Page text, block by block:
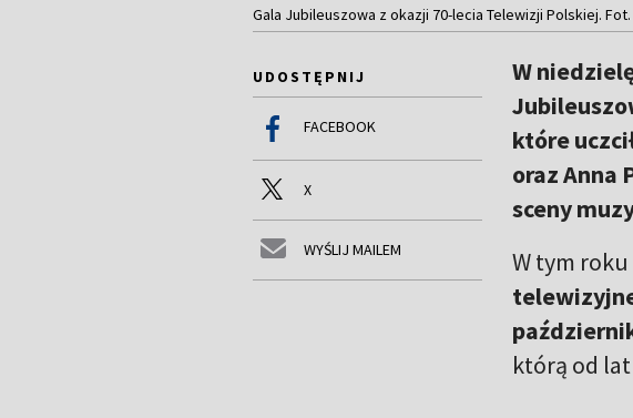
Gala Jubileuszowa z okazji 70-lecia Telewizji Polskiej.
UDOSTĘPNIJ
FACEBOOK
X
WYŚLIJ MAILEM
W
które
oraz Anna
sceny
W tym
którą od